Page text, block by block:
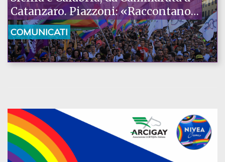
Catanzaro. Piazzoni: «Raccontano
la nostra ostinazione»
COMUNICATI